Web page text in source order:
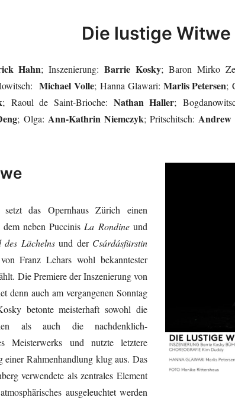
Die lustige Witwe
Hahn; Inszenierung: Barrie Kosky; Baron Mirko
Michael Volle; Hanna Glawari: Marlis Petersen;
; Raoul de Saint-Brioche: Nathan Haller;
; Olga: Ann-Kathrin Niemczyk; Pritschitsch: Andrew
das Opernhaus Zürich einen
neben Puccinis La Rondineund
des Lächelnsund der Csárdásfürstin
Franz Lehars wohl bekanntester
Die Premiere der Inszenierung von
denn auch am vergangenen Sonntag
betonte meisterhaft sowohl die
als auch die nachdenklich-
Meisterwerks und nutzte letztere
Rahmenhandlung klug aus. Das
verwendete als zentrales Element
ausgeleuchtet werden